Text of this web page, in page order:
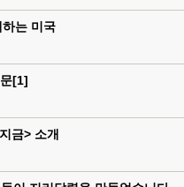
는 미국
[1]
금> 소개